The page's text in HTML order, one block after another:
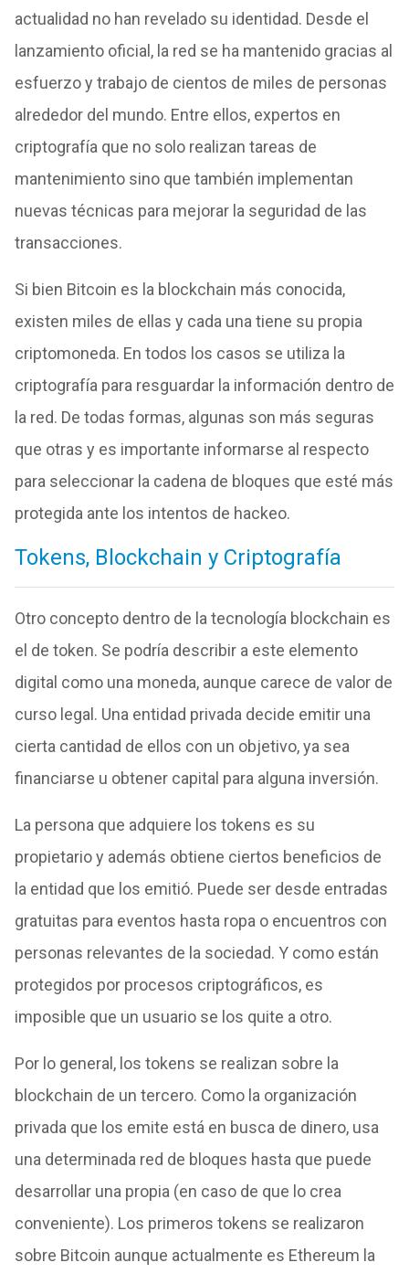
actualidad no han revelado su identidad. Desde el
lanzamiento oficial, la red se ha mantenido gracias al
esfuerzo y trabajo de cientos de miles de personas
alrededor del mundo. Entre ellos, expertos en
criptografía que no solo realizan tareas de
mantenimiento sino que también implementan
nuevas técnicas para mejorar la seguridad de las
transacciones.
Si bien Bitcoin es la blockchain más conocida,
existen miles de ellas y cada una tiene su propia
criptomoneda. En todos los casos se utiliza la
criptografía para resguardar la información dentro de
la red. De todas formas, algunas son más seguras
que otras y es importante informarse al respecto
para seleccionar la cadena de bloques que esté más
protegida ante los intentos de hackeo.
Tokens, Blockchain y Criptografía
Otro concepto dentro de la tecnología blockchain es
el de token. Se podría describir a este elemento
digital como una moneda, aunque carece de valor de
curso legal. Una entidad privada decide emitir una
cierta cantidad de ellos con un objetivo, ya sea
financiarse u obtener capital para alguna inversión.
La persona que adquiere los tokens es su
propietario y además obtiene ciertos beneficios de
la entidad que los emitió. Puede ser desde entradas
gratuitas para eventos hasta ropa o encuentros con
personas relevantes de la sociedad. Y como están
protegidos por procesos criptográficos, es
imposible que un usuario se los quite a otro.
Por lo general, los tokens se realizan sobre la
blockchain de un tercero. Como la organización
privada que los emite está en busca de dinero, usa
una determinada red de bloques hasta que puede
desarrollar una propia (en caso de que lo crea
conveniente). Los primeros tokens se realizaron
sobre Bitcoin aunque actualmente es Ethereum la